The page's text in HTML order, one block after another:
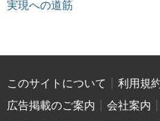
実現への道筋
このサイトについて 利用規
広告掲載のご案内
会社案内